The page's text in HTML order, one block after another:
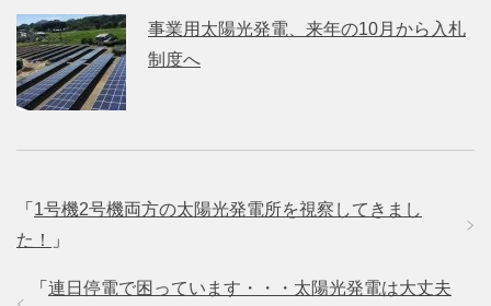
事業用太陽光発電、来年の10月から入札
制度へ
「 1号機2号機両方の太陽光発電所を視察してきまし
た！
」
「 連日停電で困っています・・・太陽光発電は大丈夫